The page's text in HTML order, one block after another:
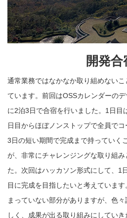
開発合
通常業務ではなかなか取り組めない
ています。前回はOSSカレンダーの
に2泊3日で合宿を行いました。1日目
日目からほぼノンストップで全員で
3日の短い期間で完成まで持っていく
が、非常にチャレンジングな取り組
た。次回はハッカソン形式にして、1
目に完成を目指したいと考えていま
まっていない部分がありますが、色
しく、成果が出る取り組みにしていき